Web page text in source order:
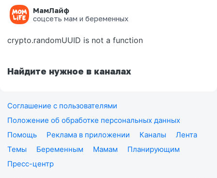
МамЛайф
соцсеть мам и беременных
Ошибка на странице
crypto.randomUUID is not a function
Найдите нужное в каналах
Соглашение с пользователями
Положение об обработке персональных данных
Помощь
Реклама в приложении Каналы
Лента
Темы
Беременным Мамам
Планирующим
Пресс-центр